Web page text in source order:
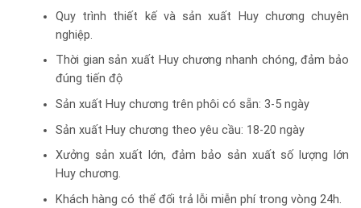
Quy trình thiết kế và sản xuất Huy chương chuyên
nghiệp.
Thời gian sản xuất Huy chương nhanh chóng, đảm bảo
đúng tiến độ
Sản xuất Huy chương trên phôi có sẵn: 3-5 ngày
Sản xuất Huy chương theo yêu cầu: 18-20 ngày
Xưởng sản xuất lớn, đảm bảo sản xuất số lượng lớn
Huy chương.
Khách hàng có thể đổi trả lỗi miễn phí trong vòng 24h.